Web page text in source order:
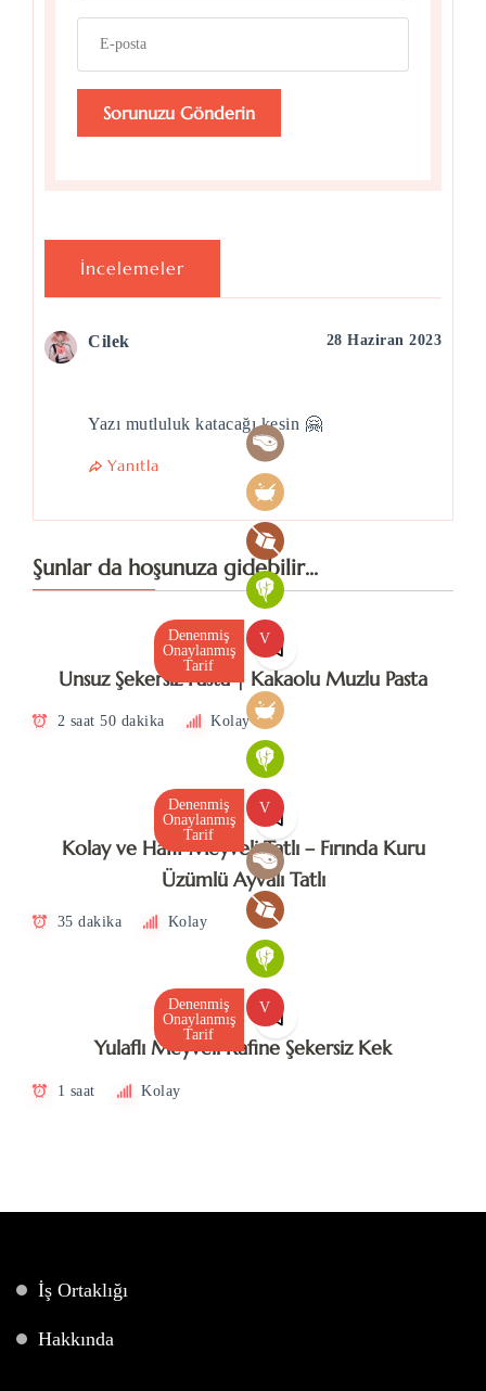
İncelemeler
Cilek 28 Haziran 2023
Yazı mutluluk katacağı kesin 🤗
Yanıtla
Şunlar da hoşunuza gidebilir...
Denenmiş
Onaylanmış
Tarif
V
Unsuz Şekersiz Pasta | Kakaolu Muzlu Pasta
2 saat 50 dakika Kolay
Denenmiş
Onaylanmış
Tarif
V
Kolay ve Hafif Meyveli Tatlı – Fırında Kuru
Üzümlü Ayvalı Tatlı
35 dakika Kolay
Denenmiş
Onaylanmış
Tarif
V
Yulaflı Meyveli Rafine Şekersiz Kek
1 saat Kolay
İş Ortaklığı
Hakkında